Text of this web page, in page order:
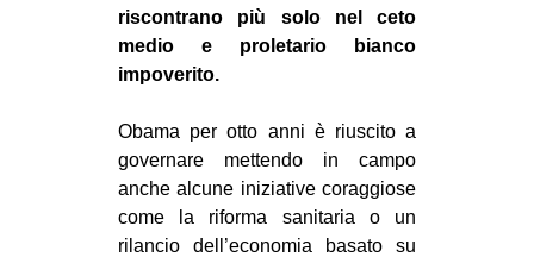
riscontrano più solo nel ceto
medio e proletario bianco
impoverito.
Obama per otto anni è riuscito a
governare mettendo in campo
anche alcune iniziative coraggiose
come la riforma sanitaria o un
rilancio dell’economia basato su